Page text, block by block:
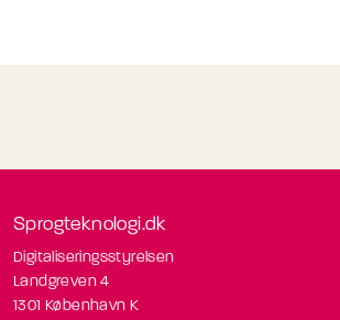
Sprogteknologi.dk
Digitaliseringsstyrelsen
Landgreven 4
1301 København K